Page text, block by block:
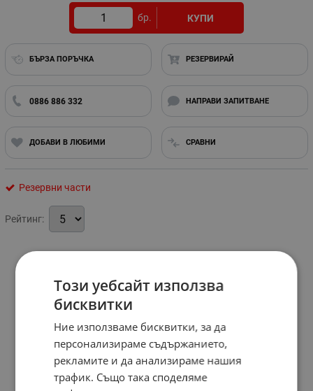
бр. КУПИ
БЪРЗА ПОРЪЧКА РЕЗЕРВИРАЙ
0886 886 332 НАПРАВИ ЗАПИТВАНЕ
ДОБАВИ В ЛЮБИМИ СРАВНИ
Резервни части
Рейтинг:
Този уебсайт използва
бисквитки
Ние използваме бисквитки, за да
персонализираме съдържанието,
рекламите и да анализираме нашия
трафик. Също така споделяме